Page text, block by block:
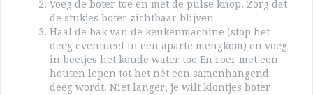
Voeg de boter toe en met de pulse knop. Zorg dat
de stukjes boter zichtbaar blijven
Haal de bak van de keukenmachine (stop het
deeg eventueel in een aparte mengkom) en voeg
in beetjes het koude water toe En roer met een
houten lepen tot het nét een samenhangend
deeg wordt. Niet langer, je wilt klontjes boter